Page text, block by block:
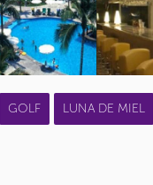
GOLF LUNA DE MIEL